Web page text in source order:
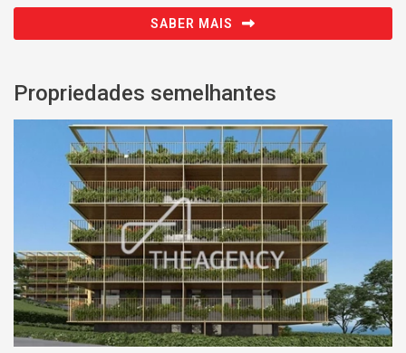
SABER MAIS
Propriedades semelhantes